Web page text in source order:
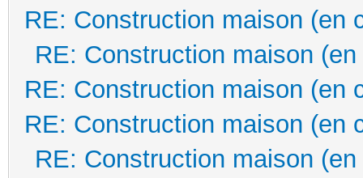
RE: Construction maison (en
RE: Construction maison
RE: Construction maison (en
RE: Construction maison (en
RE: Construction maison